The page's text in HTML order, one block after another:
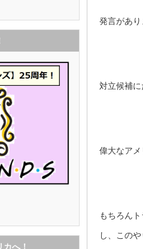
発言があ
対立候補
偉大なア
もちろん
し、この
へ！